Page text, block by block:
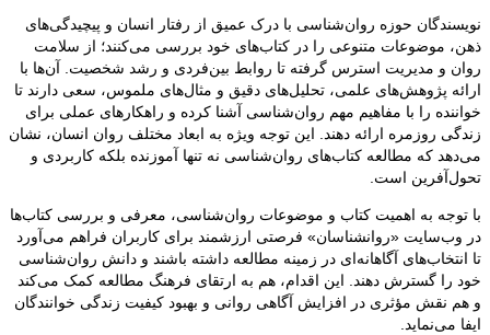
نویسندگان حوزه روان‌شناسی با درک عمیق از رفتار انسان و پیچیدگی‌های
ذهن، موضوعات متنوعی را در کتاب‌های خود بررسی می‌کنند؛ از سلامت
روان و مدیریت استرس گرفته تا روابط بین‌فردی و رشد شخصیت. آن‌ها با
ارائه پژوهش‌های علمی، تحلیل‌های دقیق و مثال‌های ملموس، سعی دارند تا
خواننده را با مفاهیم مهم روان‌شناسی آشنا کرده و راهکارهای عملی برای
زندگی روزمره ارائه دهند. این توجه ویژه به ابعاد مختلف روان انسان، نشان
می‌دهد که مطالعه کتاب‌های روان‌شناسی نه تنها آموزنده بلکه کاربردی و
تحول‌آفرین است.
با توجه به اهمیت کتاب و موضوعات روان‌شناسی، معرفی و بررسی کتاب‌ها
در وب‌سایت «روانشناسان» فرصتی ارزشمند برای کاربران فراهم می‌آورد
تا انتخاب‌های آگاهانه‌ای در زمینه مطالعه داشته باشند و دانش روان‌شناسی
خود را گسترش دهند. این اقدام، هم به ارتقای فرهنگ مطالعه کمک می‌کند
و هم نقش مؤثری در افزایش آگاهی روانی و بهبود کیفیت زندگی خوانندگان
ایفا می‌نماید.